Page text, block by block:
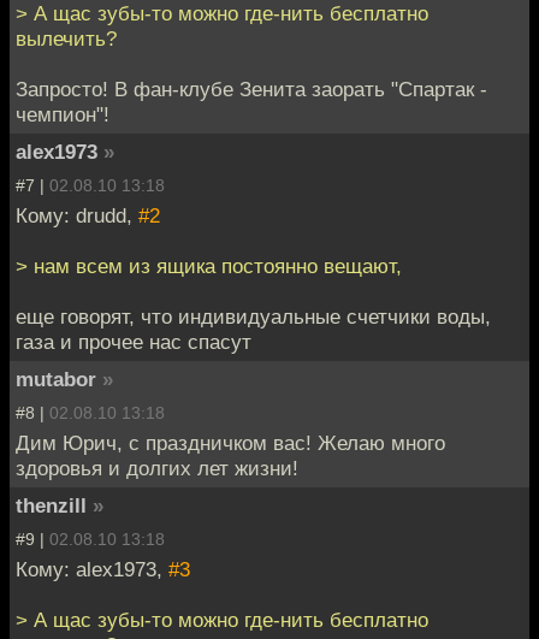
> А щас зубы-то можно где-нить бесплатно
вылечить?
Запросто! В фан-клубе Зенита заорать "Спартак -
чемпион"!
alex1973 »
#7 | 02.08.10 13:18
Кому: drudd, #2
> нам всем из ящика постоянно вещают,
еще говорят, что индивидуальные счетчики воды,
газа и прочее нас спасут
mutabor »
#8 | 02.08.10 13:18
Дим Юрич, с праздничком вас! Желаю много
здоровья и долгих лет жизни!
thenzill »
#9 | 02.08.10 13:18
Кому: alex1973, #3
> А щас зубы-то можно где-нить бесплатно